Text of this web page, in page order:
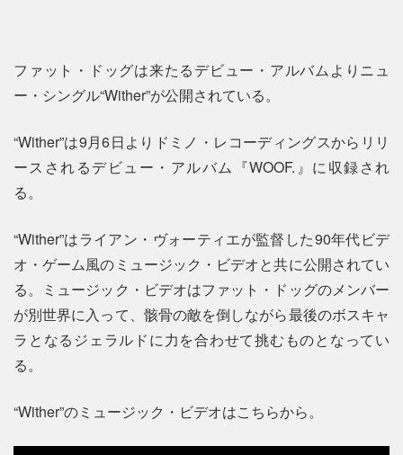
ファット・ドッグは来たるデビュー・アルバムよりニュ
ー・シングル“Wither”が公開されている。
“Wither”は9月6日よりドミノ・レコーディングスからリリ
ースされるデビュー・アルバム『WOOF.』に収録され
る。
“Wither”はライアン・ヴォーティエが監督した90年代ビデ
オ・ゲーム風のミュージック・ビデオと共に公開されてい
る。ミュージック・ビデオはファット・ドッグのメンバー
が別世界に入って、骸骨の敵を倒しながら最後のボスキャ
ラとなるジェラルドに力を合わせて挑むものとなってい
る。
“Wither”のミュージック・ビデオはこちらから。